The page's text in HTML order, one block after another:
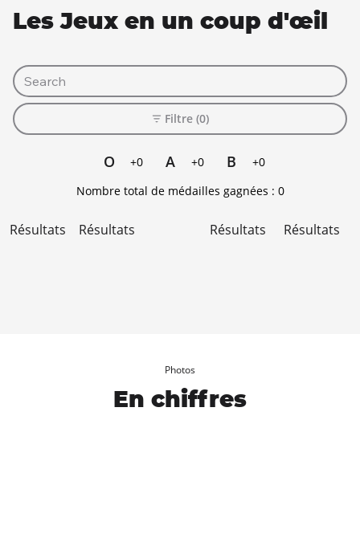
Les Jeux en un coup d'œil
O +0 A +0 B
+0
Nombre total de médailles gagnées : 0
Filtre (0)
Résultats Résultats Résultats Résultats
Photos
En chiffres